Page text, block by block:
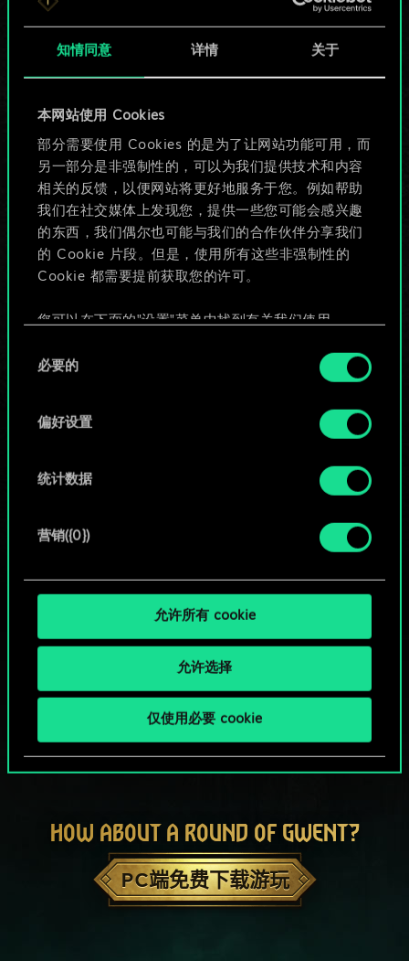
知情同意 详情 关于
本网站使用 Cookies
部分需要使用 Cookies 的是为了让网站功能可用，而
另一部分是非强制性的，可以为我们提供技术和内容
相关的反馈，以便网站将更好地服务于您。例如帮助
我们在社交媒体上发现您，提供一些您可能会感兴趣
的东西，我们偶尔也可能与我们的合作伙伴分享我们
的 Cookie 片段。但是，使用所有这些非强制性的
Cookie 都需要提前获取您的许可。
您可以在下面的"设置"菜单中找到有关我们使用
好。一旦您了解了其中的内容并准备好继续，请点
必要的
偏好设置
统计数据
营销({0})
允许所有 cookie
允许选择
仅使用必要 cookie
目前只是分享了一套
牌，但能做的不止这
些！
HOW ABOUT A ROUND OF GWENT?
PC端免费下载游玩